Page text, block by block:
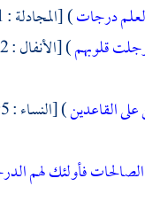
درجات
وجلت قلوبهم) [الأنفال : 2] إلى قوله : (
القاعدين) [النساء : 95] .
فأولئك لهم